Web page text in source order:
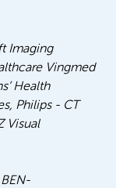
Imaging
Vingmed
Health
Philips - CT
Visual